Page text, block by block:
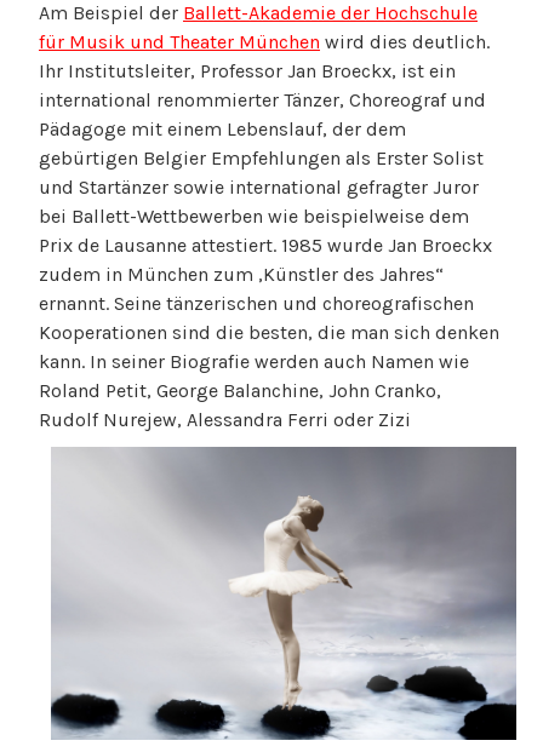
Am Beispiel der Ballett-Akademie der Hochschule
für Musik und Theater München wird dies deutlich.
Ihr Institutsleiter, Professor Jan Broeckx, ist ein
international renommierter Tänzer, Choreograf und
Pädagoge mit einem Lebenslauf, der dem
gebürtigen Belgier Empfehlungen als Erster Solist
und Startänzer sowie international gefragter Juror
bei Ballett-Wettbewerben wie beispielweise dem
Prix de Lausanne attestiert. 1985 wurde Jan Broeckx
zudem in München zum ‚Künstler des Jahres“
ernannt. Seine tänzerischen und choreografischen
Kooperationen sind die besten, die man sich denken
kann. In seiner Biografie werden auch Namen wie
Roland Petit, George Balanchine, John Cranko,
Rudolf Nurejew, Alessandra Ferri oder Zizi